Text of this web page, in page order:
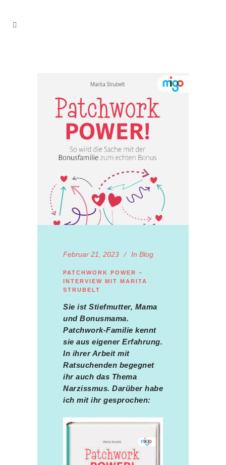
Februar 21, 2023 In Blog
PATCHWORK POWER –
INTERVIEW MIT MARITA
STRUBELT
Sie ist Stiefmutter, Mama
und Bonusmama.
Patchwork-Familie kennt
sie aus eigener Erfahrung.
In ihrer Arbeit mit
Ratsuchenden begegnet
ihr auch das Thema
Narzissmus. Darüber habe
ich mit ihr gesprochen: